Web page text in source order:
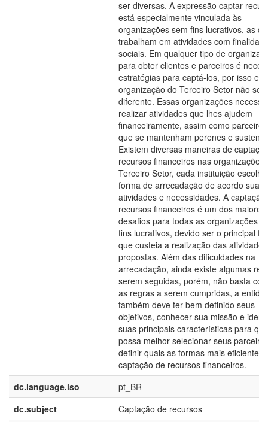
ser diversas. A expressão captar
está especialmente vinculada às
organizações sem fins lucrativos, as
trabalham em atividades com
sociais. Em qualquer tipo de
para obter clientes e parceiros é
estratégias para captá-los, por isso
organização do Terceiro Setor não
diferente. Essas organizações
realizar atividades que lhes ajudem
financeiramente, assim como
que se mantenham perenes e
Existem diversas maneiras de
recursos financeiros nas organizações
Terceiro Setor, cada instituição
forma de arrecadação de acordo suas
atividades e necessidades. A captação
recursos financeiros é um dos maiores
desafios para todas as organizações
fins lucrativos, devido ser o principal
que custeia a realização das atividades
propostas. Além das dificuldades na
arrecadação, ainda existe algumas
serem seguidas, porém, não basta
as regras a serem cumpridas, a
também deve ter bem definido seus
objetivos, conhecer sua missão e
suas principais características para que
possa melhor selecionar seus
definir quais as formas mais eficientes
captação de recursos financeiros.
dc.language.iso
pt_BR
dc.subject
Captação de recursos